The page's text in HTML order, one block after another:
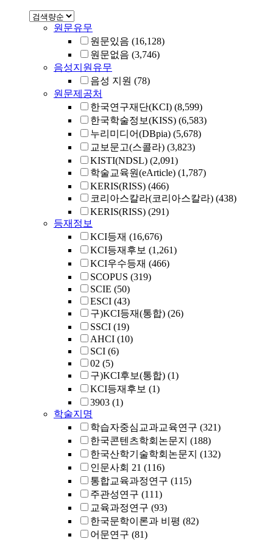
원문유무
원문있음 (16,128)
원문없음 (3,746)
음성지원유무
음성 지원 (78)
원문제공처
한국연구재단(KCI) (8,599)
한국학술정보(KISS) (6,583)
누리미디어(DBpia) (5,678)
교보문고(스콜라) (3,823)
KISTI(NDSL) (2,091)
학술교육원(eArticle) (1,787)
KERIS(RISS) (466)
코리아스칼라(코리아스칼라) (438)
KERIS(RISS) (291)
등재정보
KCI등재 (16,676)
KCI등재후보 (1,261)
KCI우수등재 (466)
SCOPUS (319)
SCIE (50)
ESCI (43)
구)KCI등재(통합) (26)
SSCI (19)
AHCI (10)
SCI (6)
02 (5)
구)KCI후보(통합) (1)
KCI등재후보 (1)
3903 (1)
학술지명
학습자중심교과교육연구 (321)
한국콘텐츠학회논문지 (188)
한국산학기술학회논문지 (132)
인문사회 21 (116)
통합교육과정연구 (115)
주관성연구 (111)
교육과정연구 (93)
한국문학이론과 비평 (82)
어문연구 (81)